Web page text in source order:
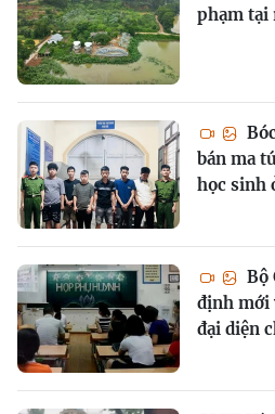
phạm tại
bán ma
học sinh
Bộ
định mới
đại diện